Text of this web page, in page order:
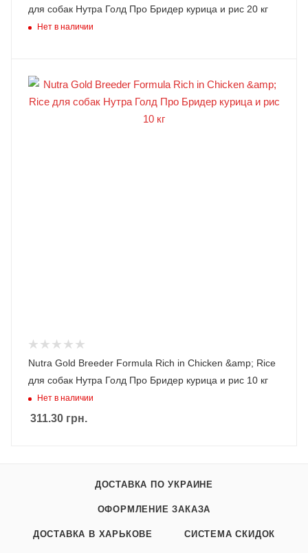
для собак Нутра Голд Про Бридер курица и рис 20 кг
Нет в наличии
Nutra Gold Breeder Formula Rich in Chicken &amp; Rice
для собак Нутра Голд Про Бридер курица и рис 10 кг
Нет в наличии
311.30 грн.
ДОСТАВКА ПО УКРАИНЕ
ОФОРМЛЕНИЕ ЗАКАЗА
ДОСТАВКА В ХАРЬКОВЕ СИСТЕМА СКИДОК